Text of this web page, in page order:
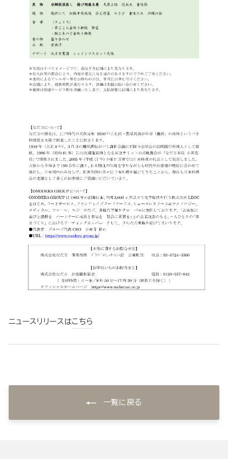
ニュースリリースはこちら
一覧に戻る